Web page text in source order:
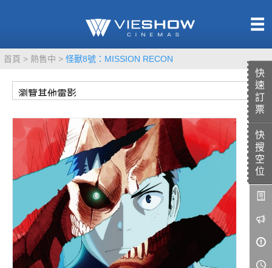
快
速
訂
票
快
搜
空
位
首頁 熱售中 怪獸8號：MISSION RECON
熱售中
TITAN SCREEN
MUCROWN
IMAX
VR 演唱會
GOLD CLASS
AD口述影像
LIVE演唱會
影城餐飲
UNICORN